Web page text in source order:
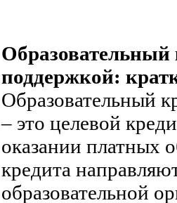
Образовательный
поддержкой:
Образовательный
– это целевой
оказании платных
кредита
образовательной